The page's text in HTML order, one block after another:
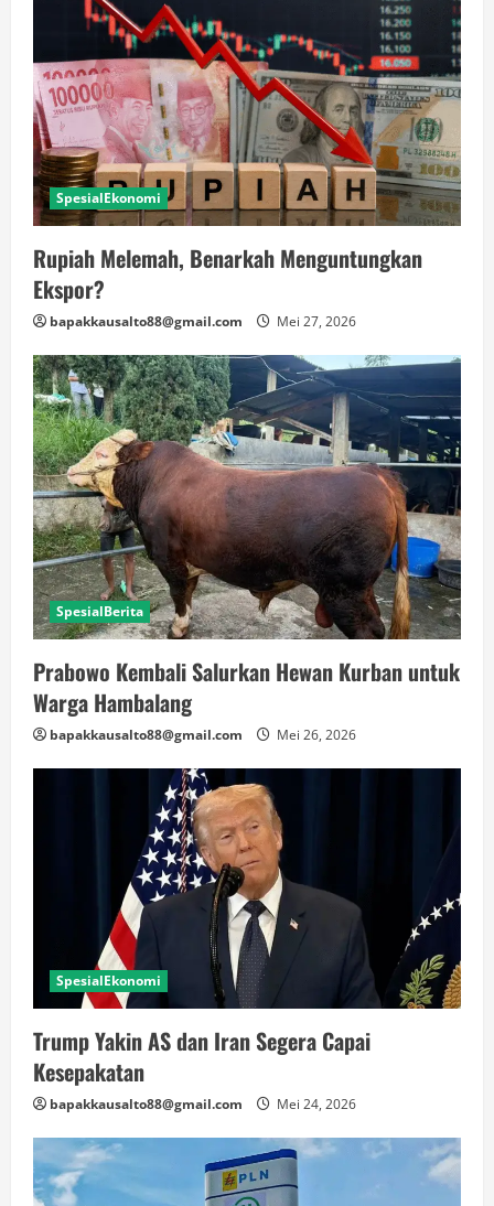
SpesialEkonomi
Rupiah Melemah, Benarkah Menguntungkan
Ekspor?
bapakkausalto88@gmail.com Mei 27, 2026
SpesialBerita
Prabowo Kembali Salurkan Hewan Kurban untuk
Warga Hambalang
bapakkausalto88@gmail.com Mei 26, 2026
SpesialEkonomi
Trump Yakin AS dan Iran Segera Capai
Kesepakatan
bapakkausalto88@gmail.com Mei 24, 2026